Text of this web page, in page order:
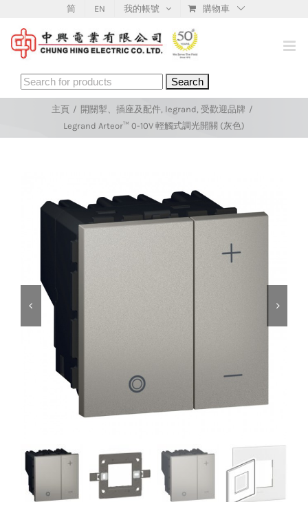
content
简 EN 我的帳號 購物車
Search
for:
主頁 / 開關掣、插座及配件, legrand, 受歡迎品牌 /
Legrand Arteor™ 0-10V 輕觸式調光開關 (灰色)
 